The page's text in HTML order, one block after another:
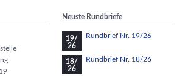
Neuste Rundbriefe
19/
26
Rundbrief Nr. 19/26
18/
26
Rundbrief Nr. 18/26